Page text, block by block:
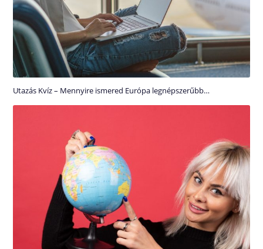
Utazás Kvíz – Mennyire ismered Európa legnépszerűbb…